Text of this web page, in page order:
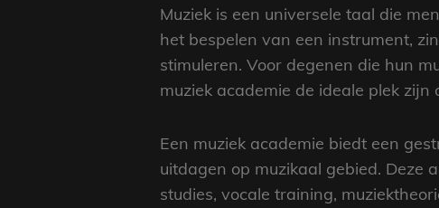
Muziek is een universele taal die
het bespelen van een instrument,
stimuleren. Voor degenen die hun
muziek academie de ideale plek zijn
Een muziek academie biedt een
uitdagen op muzikaal gebied. Deze
studies, vocale training,